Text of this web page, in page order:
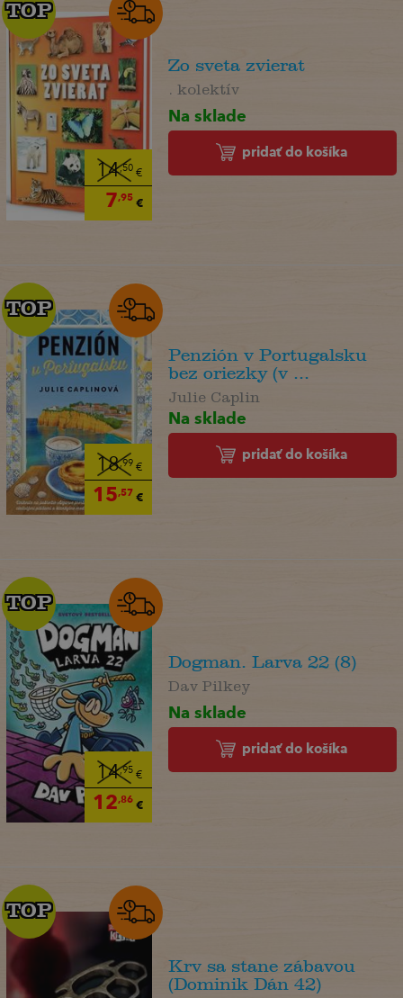
14,50€
7,95€
TOP
TOP
Zo sveta zvierat
. kolektív
Na sklade
pridať do košíka
18,99 €
15,57 €
TOP
TOP
Penzión v Portugalsku
bez oriezky (v ...
Julie Caplin
Na sklade
pridať do košíka
14,95€
12,86€
TOP
TOP
Dogman. Larva 22 (8)
Dav Pilkey
Na sklade
pridať do košíka
TOP
TOP
Krv sa stane zábavou
(Dominik Dán 42)